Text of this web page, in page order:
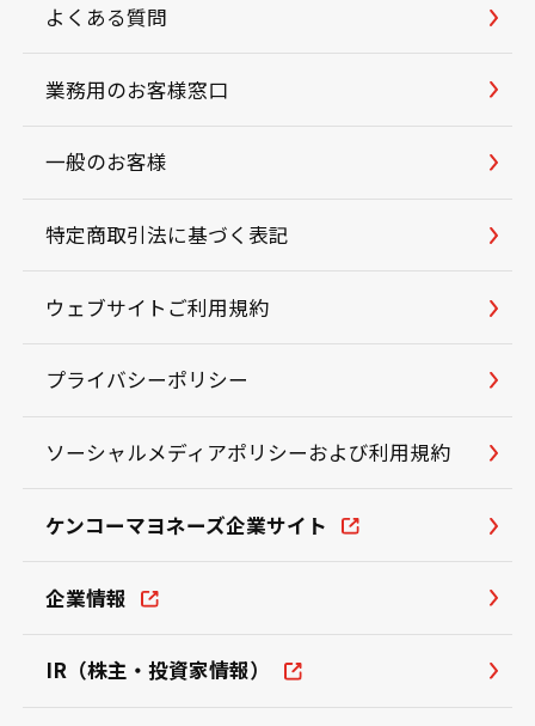
よくある質問
業務用のお客様窓口
一般のお客様
特定商取引法に基づく表記
ウェブサイトご利用規約
プライバシーポリシー
ソーシャルメディアポリシーおよび利用規約
ケンコーマヨネーズ企業サイト
企業情報
IR（株主・投資家情報）